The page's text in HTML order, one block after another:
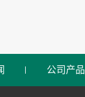
公司产品